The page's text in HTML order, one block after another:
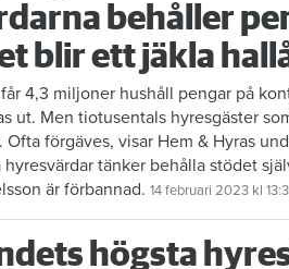
behåller
blir ett jäkla
4,3 miljoner hushåll pengar på
ut. Men tiotusentals hyresgäster
Ofta förgäves, visar Hem & Hyras
hyresvärdar tänker behålla stödet
är förbannad. 14 februari 2023 kl
högsta